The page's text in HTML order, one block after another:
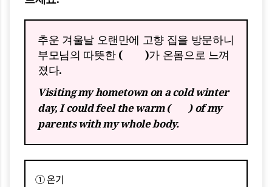
추운 겨울날 오랜만에 고향 집을 방문하니
부모님의 따뜻한 ( )가 온몸으로 느껴
졌다.
Visiting my hometown on a cold winter
day, I could feel the warm ( ) of my
parents with my whole body.
① 온기